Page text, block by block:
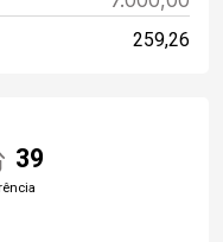
259,26
39